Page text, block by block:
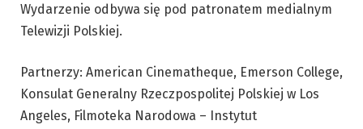
Wydarzenie odbywa się pod patronatem medialnym
Telewizji Polskiej.
Partnerzy: American Cinematheque, Emerson College,
Konsulat Generalny Rzeczpospolitej Polskiej w Los
Angeles, Filmoteka Narodowa – Instytut